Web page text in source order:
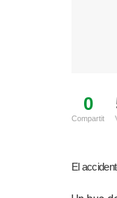
0
Compartit
El